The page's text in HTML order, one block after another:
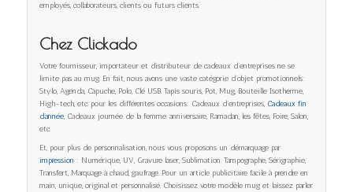
employés, collaborateurs, clients ou futurs clients.
Chez Clickado
Votre fournisseur, importateur et distributeur de cadeaux d’entreprises ne se
limite pas au mug. En fait, nous avons une vaste catégorie d’objet promotionnels:
Stylo, Agenda, Capuche, Polo, Clé USB. Tapis souris, Pot, Mug, Bouteille Isotherme,
High-tech, etc. pour les différentes occasions: Cadeaux d’entreprises, Cadeaux fin
d’année, Cadeaux journée de la femme. anniversaire, Ramadan, les fêtes, Foire, Salon,
etc.
Et, pour plus de personnalisation, nous vous proposons un démarquage par
impression : Numérique, UV, Gravure laser, Sublimation. Tampographe, Sérigraphie,
Transfert, Marquage à chaud, gaufrage. Pour un article publicitaire facile à prendre en
main, unique, original et personnalisé. Choisissez votre modèle mug et laissez parler